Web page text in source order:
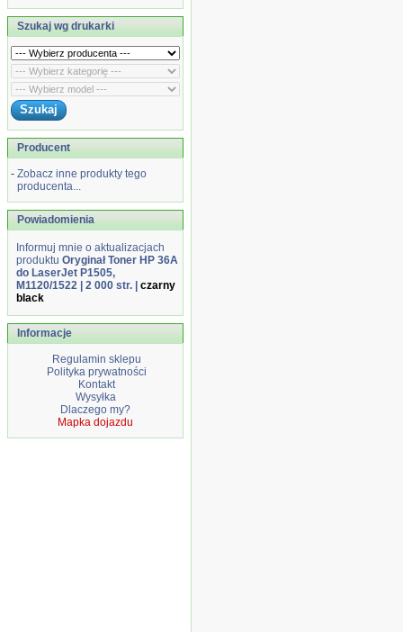
Szukaj wg drukarki
Producent
- Zobacz inne produkty tego
producenta...
Powiadomienia
Informuj mnie o aktualizacjach
produktu Oryginał Toner HP 36A
do LaserJet P1505,
M1120/1522 | 2 000 str. | czarny
black
Informacje
Regulamin sklepu
Polityka prywatności
Kontakt
Wysyłka
Dlaczego my?
Mapka dojazdu